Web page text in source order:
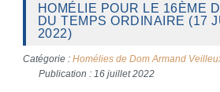
HOMÉLIE POUR LE 16ÈME
DU TEMPS ORDINAIRE (17
2022)
Catégorie : Homélies de Dom Armand
Publication : 16 juillet 2022